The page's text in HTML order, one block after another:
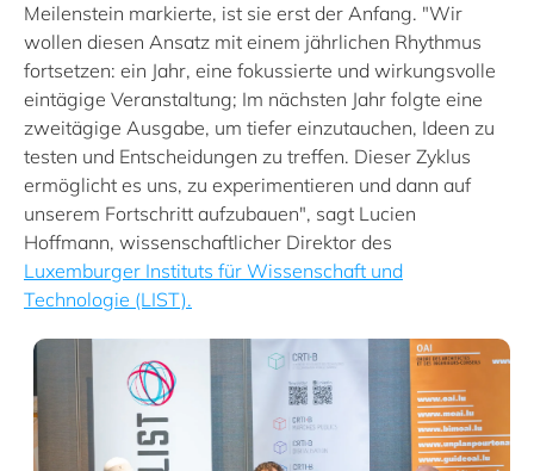
Meilenstein markierte, ist sie erst der Anfang. "Wir
wollen diesen Ansatz mit einem jährlichen Rhythmus
fortsetzen: ein Jahr, eine fokussierte und wirkungsvolle
eintägige Veranstaltung; Im nächsten Jahr folgte eine
zweitägige Ausgabe, um tiefer einzutauchen, Ideen zu
testen und Entscheidungen zu treffen. Dieser Zyklus
ermöglicht es uns, zu experimentieren und dann auf
unserem Fortschritt aufzubauen", sagt Lucien
Hoffmann, wissenschaftlicher Direktor des
Luxemburger Instituts für Wissenschaft und
Technologie (LIST).